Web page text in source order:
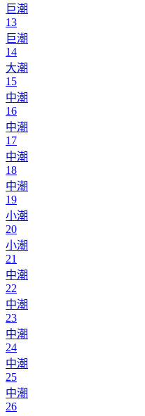
巨潮
13
巨潮
14
大潮
15
中潮
16
中潮
17
中潮
18
中潮
19
小潮
20
小潮
21
中潮
22
中潮
23
中潮
24
中潮
25
中潮
26